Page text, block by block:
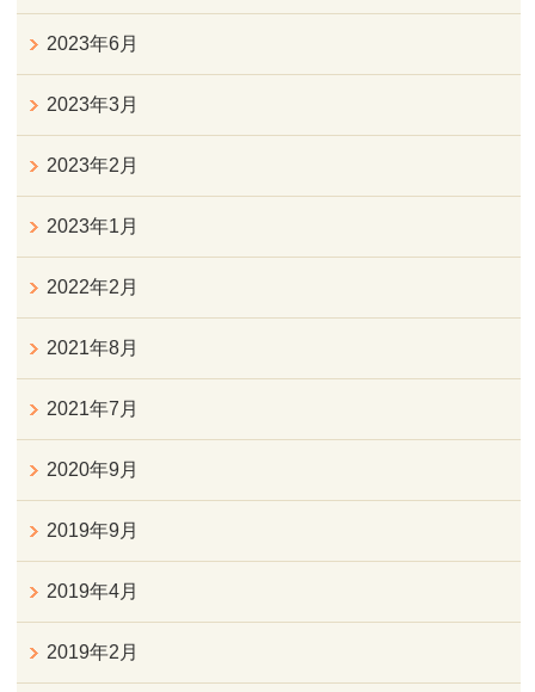
2023年6月
2023年3月
2023年2月
2023年1月
2022年2月
2021年8月
2021年7月
2020年9月
2019年9月
2019年4月
2019年2月